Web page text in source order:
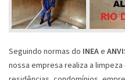
Seguindo normas do INEAe
nossa empresa realiza a